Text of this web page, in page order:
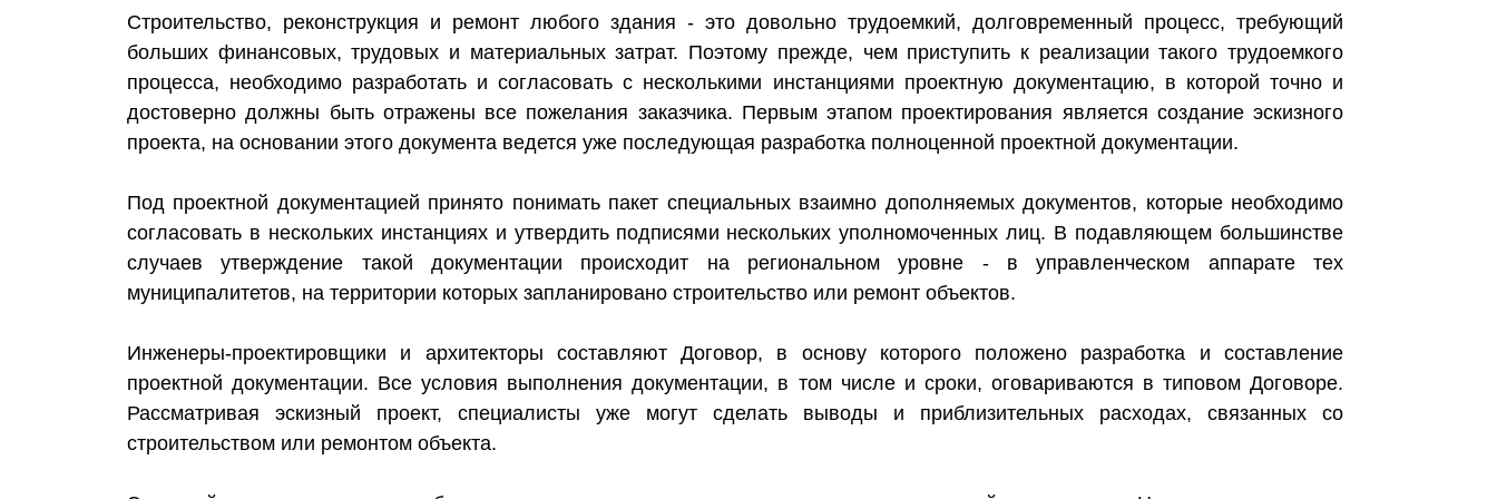
Строительство, реконструкция и ремонт любого здания - это довольно трудоемкий, долговременный процесс, требующий
больших финансовых, трудовых и материальных затрат. Поэтому прежде, чем приступить к реализации такого трудоемкого
процесса, необходимо разработать и согласовать с несколькими инстанциями проектную документацию, в которой точно и
достоверно должны быть отражены все пожелания заказчика. Первым этапом проектирования является создание эскизного
проекта, на основании этого документа ведется уже последующая разработка полноценной проектной документации.
Под проектной документацией принято понимать пакет специальных взаимно дополняемых документов, которые необходимо
согласовать в нескольких инстанциях и утвердить подписями нескольких уполномоченных лиц. В подавляющем большинстве
случаев утверждение такой документации происходит на региональном уровне - в управленческом аппарате тех
муниципалитетов, на территории которых запланировано строительство или ремонт объектов.
Инженеры-проектировщики и архитекторы составляют Договор, в основу которого положено разработка и составление
проектной документации. Все условия выполнения документации, в том числе и сроки, оговариваются в типовом Договоре.
Рассматривая эскизный проект, специалисты уже могут сделать выводы и приблизительных расходах, связанных со
строительством или ремонтом объекта.